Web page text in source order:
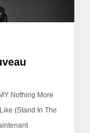
Nothing More
(Stand In The